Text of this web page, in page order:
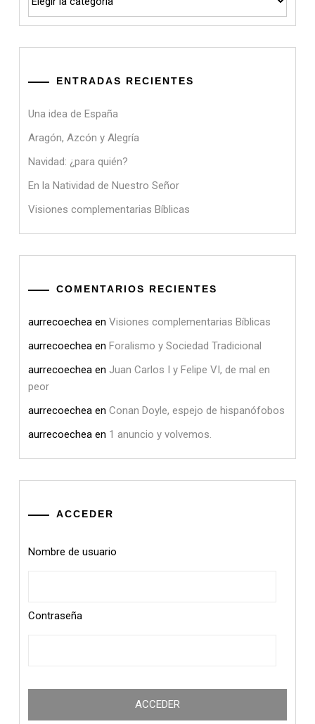
ENTRADAS RECIENTES
Una idea de España
Aragón, Azcón y Alegría
Navidad: ¿para quién?
En la Natividad de Nuestro Señor
Visiones complementarias Bíblicas
COMENTARIOS RECIENTES
aurrecoechea en Visiones complementarias Bíblicas
aurrecoechea en Foralismo y Sociedad Tradicional
aurrecoechea en Juan Carlos I y Felipe VI, de mal en
peor
aurrecoechea en Conan Doyle, espejo de hispanófobos
aurrecoechea en 1 anuncio y volvemos.
ACCEDER
Nombre de usuario
Contraseña